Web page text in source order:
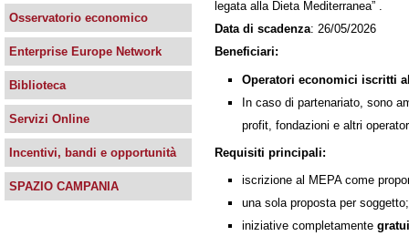
legata alla Dieta Mediterranea” .
Data di scadenza: 26/05/2026
Beneficiari:
Operatori economici iscritti
In caso di partenariato, sono
profit, fondazioni e altri
Requisiti principali:
iscrizione al MEPA come
una sola proposta per soggetto;
iniziative completamente
Osservatorio economico
Enterprise Europe Network
Biblioteca
Servizi Online
Incentivi, bandi e opportunità
SPAZIO CAMPANIA